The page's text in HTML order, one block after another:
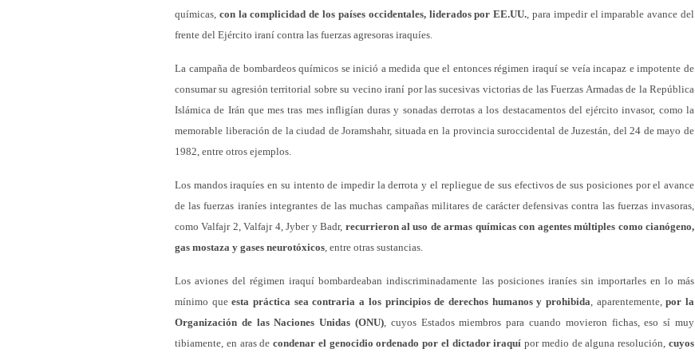
químicas, con la complicidad de los países occidentales, liderados por EE.UU., para impedir el imparable avance del
frente del Ejército iraní contra las fuerzas agresoras iraquíes.
La campaña de bombardeos químicos se inició a medida que el entonces régimen iraquí se veía incapaz e impotente de
consumar su agresión territorial sobre su vecino iraní por las sucesivas victorias de las Fuerzas Armadas de la República
Islámica de Irán que mes tras mes infligían duras y sonadas derrotas a los destacamentos del ejército invasor, como la
memorable liberación de la ciudad de Joramshahr, situada en la provincia suroccidental de Juzestán, del 24 de mayo de
1982, entre otros ejemplos.
Los mandos iraquíes en su intento de impedir la derrota y el repliegue de sus efectivos de sus posiciones por el avance
de las fuerzas iraníes integrantes de las muchas campañas militares de carácter defensivas contra las fuerzas invasoras,
como Valfajr 2, Valfajr 4, Jyber y Badr, recurrieron al uso de armas químicas con agentes múltiples como cianógeno,
gas mostaza y gases neurotóxicos, entre otras sustancias.
Los aviones del régimen iraquí bombardeaban indiscriminadamente las posiciones iraníes sin importarles en lo más
mínimo queesta práctica sea contraria a los principios de derechos humanos y prohibida, aparentemente,por la
Organización de las Naciones Unidas (ONU), cuyos Estados miembros para cuando movieron fichas, eso sí muy
tibiamente, en aras decondenar el genocidio ordenado por el dictador iraquípor medio de alguna resolución,cuyos